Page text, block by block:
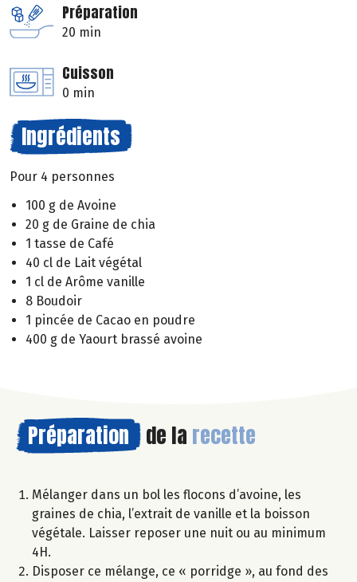
Préparation
20 min
Cuisson
0 min
Ingrédients
Pour 4 personnes
100 g de Avoine
20 g de Graine de chia
1 tasse de Café
40 cl de Lait végétal
1 cl de Arôme vanille
8 Boudoir
1 pincée de Cacao en poudre
400 g de Yaourt brassé avoine
Préparation de la recette
Mélanger dans un bol les flocons d’avoine, les
graines de chia, l’extrait de vanille et la boisson
végétale. Laisser reposer une nuit ou au minimum
4H.
Disposer ce mélange, ce « porridge », au fond des